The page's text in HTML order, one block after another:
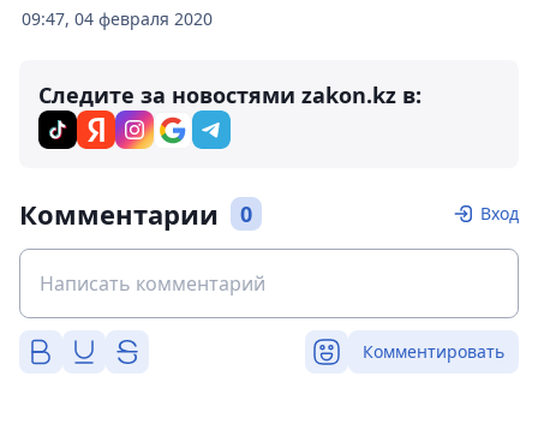
09:47, 04 февраля 2020
Следите за новостями zakon.kz в:
Комментарии 0 Вход
Комментировать